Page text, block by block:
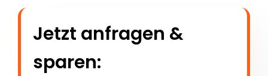
Jetzt anfragen &
sparen: